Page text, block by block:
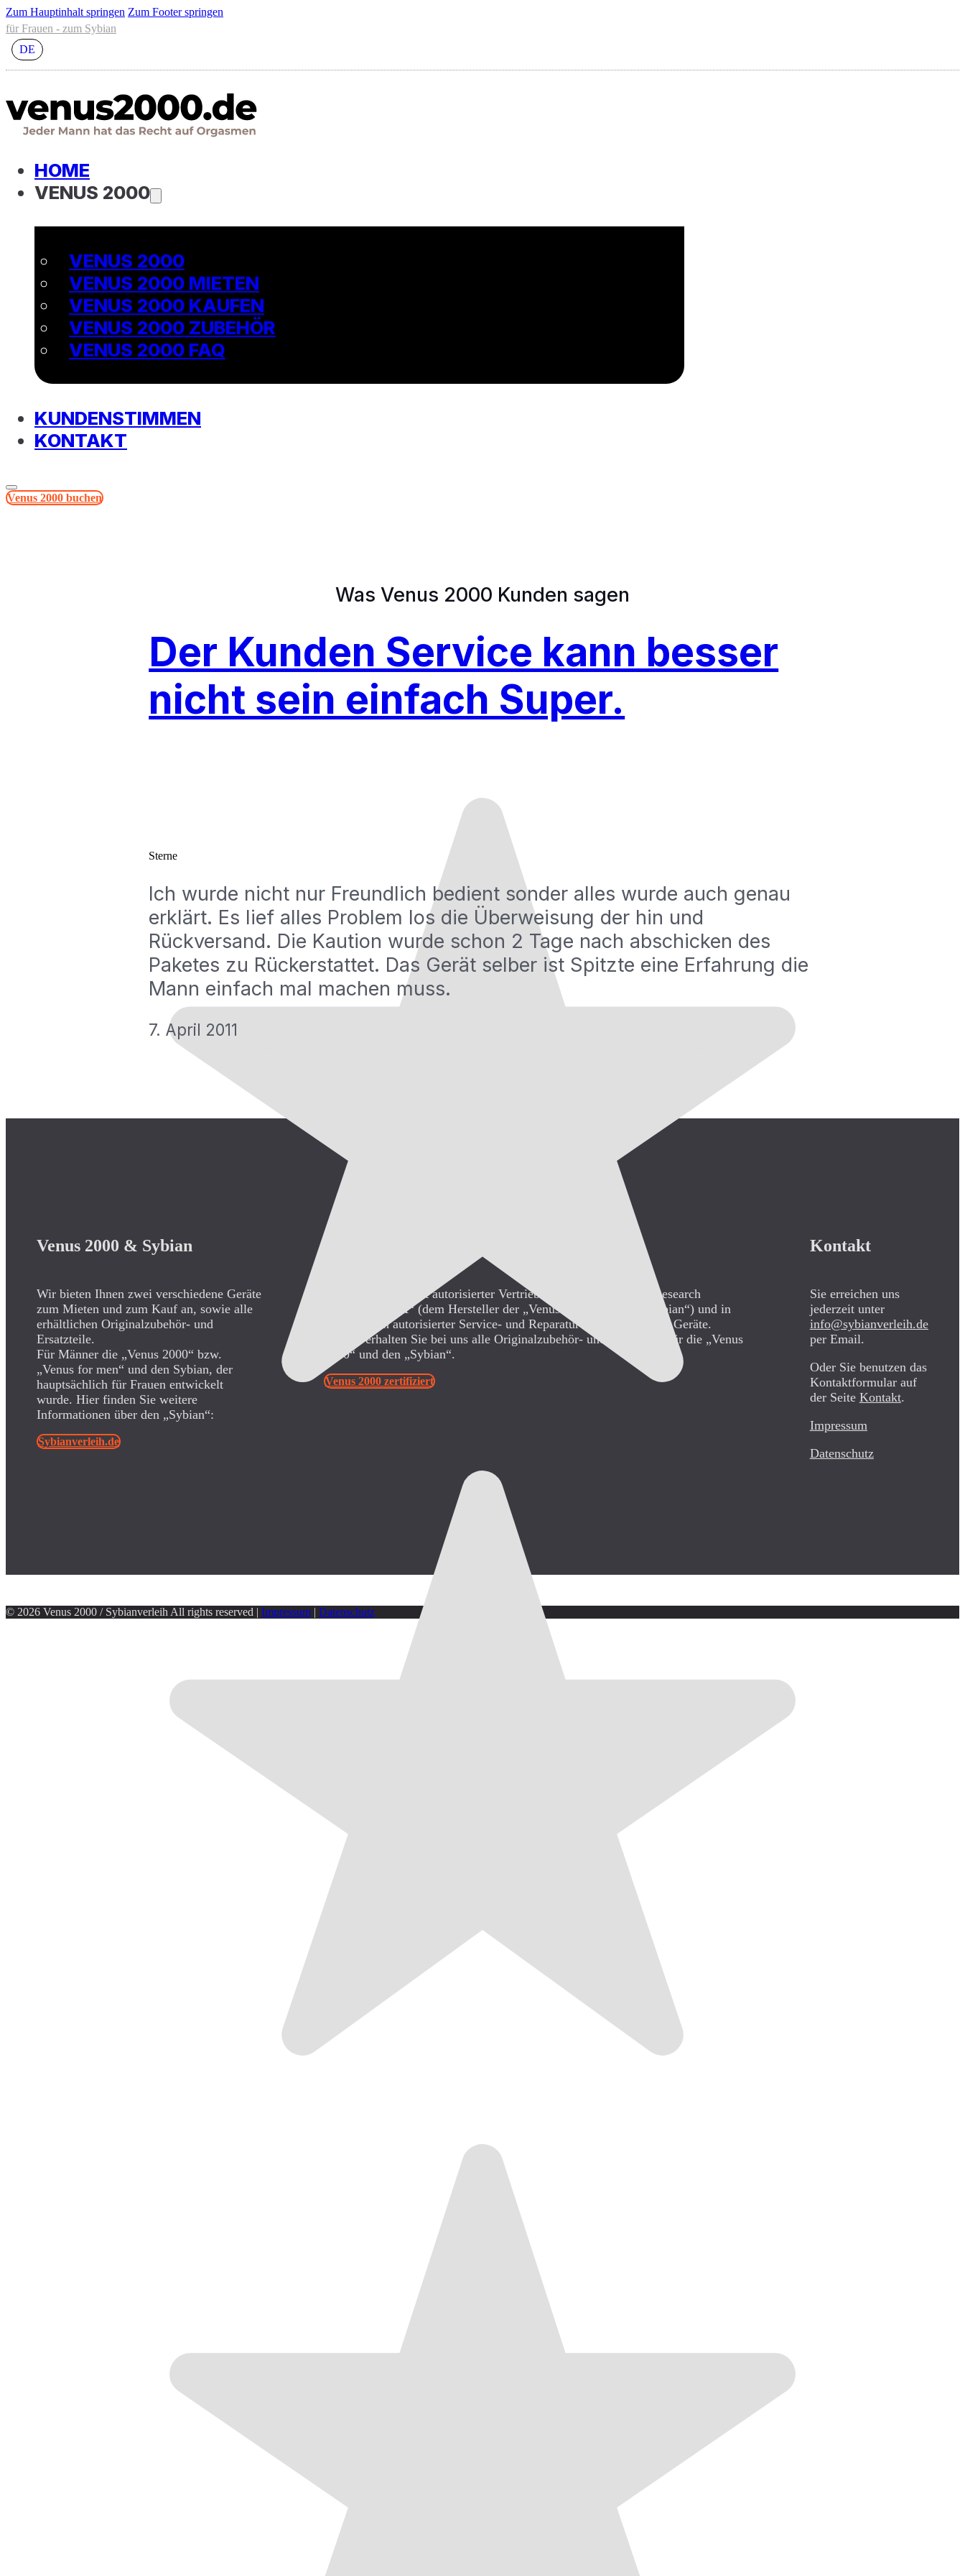
Zum Hauptinhalt springen Zum Footer springen
für Frauen - zum Sybian
DE
HOME
VENUS 2000
VENUS 2000
VENUS 2000 MIETEN
VENUS 2000 KAUFEN
VENUS 2000 ZUBEHÖR
VENUS 2000 FAQ
KUNDENSTIMMEN
KONTAKT
Venus 2000 buchen
Was Venus 2000 Kunden sagen
Der Kunden Service kann besser
nicht sein einfach Super.
Sterne
Ich wurde nicht nur Freundlich bedient sonder alles wurde auch genau
erklärt. Es lief alles Problem los die Überweisung der hin und
Rückversand. Die Kaution wurde schon 2 Tage nach abschicken des
Paketes zu Rückerstattet. Das Gerät selber ist Spitzte eine Erfahrung die
Mann einfach mal machen muss.
7. April 2011
Venus 2000 & Sybian
Wir bieten Ihnen zwei verschiedene Geräte
zum Mieten und zum Kauf an, sowie alle
erhältlichen Originalzubehör- und
Ersatzteile.
Für Männer die „Venus 2000“ bzw.
„Venus for men“ und den Sybian, der
hauptsächlich für Frauen entwickelt
wurde. Hier finden Sie weitere
Informationen über den „Sybian“:
Sybianverleih.de
SybianVerleih.de ist autorisierter Vertriebspartner von „ABCO Research
Associates USA“ (dem Hersteller der „Venus 2000“ und des „Sybian“) und in
Europa auch autorisierter Service- und Reparatur-Partner für diese Geräte.
Ebenso erhalten Sie bei uns alle Originalzubehör- und Ersatzteile für die „Venus
2000“ und den „Sybian“.
Venus 2000 zertifiziert
Kontakt
Sie erreichen uns
jederzeit unter
info@sybianverleih.de
per Email.
Oder Sie benutzen das
Kontaktformular auf
der Seite Kontakt.
Impressum
Datenschutz
© 2026 Venus 2000 / Sybianverleih All rights reserved | Impressum | Datenschutz